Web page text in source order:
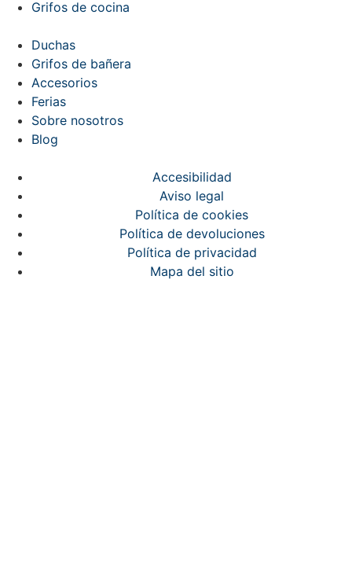
Grifos de cocina
Duchas
Grifos de bañera
Accesorios
Ferias
Sobre nosotros
Blog
Accesibilidad
Aviso legal
Política de cookies
Política de devoluciones
Política de privacidad
Mapa del sitio